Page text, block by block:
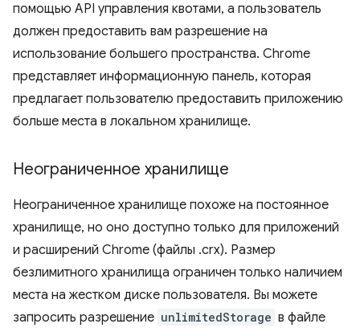
помощью API управления квотами, а пользователь
должен предоставить вам разрешение на
использование большего пространства. Chrome
представляет информационную панель, которая
предлагает пользователю предоставить приложению
больше места в локальном хранилище.
Неограниченное хранилище
Неограниченное хранилище похоже на постоянное
хранилище, но оно доступно только для приложений
и расширений Chrome (файлы .crx). Размер
безлимитного хранилища ограничен только наличием
места на жестком диске пользователя. Вы можете
запросить разрешение unlimitedStorage в файле